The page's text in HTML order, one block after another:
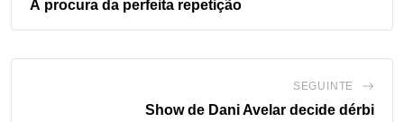
À procura da perfeita repetição
SEGUINTE
Show de Dani Avelar decide dérbi